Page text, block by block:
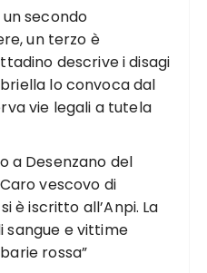
secondo
un terzo è
descrive i disagi
lo convoca dal
vie legali a tutela
a Desenzano del
vescovo di
è iscritto all’Anpi. La
sangue e vittime
rossa”